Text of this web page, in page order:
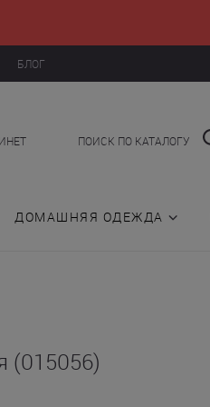
БЛОГ
ПОИСК ПО КАТАЛОГУ
ДОМАШНЯЯ ОДЕЖДА
(015056)